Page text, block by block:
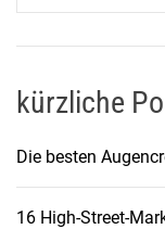
kürzliche
Die besten
16 High-Street-